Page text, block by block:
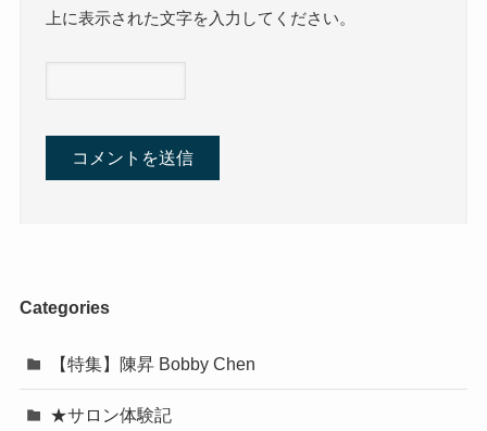
上に表示された文字を入力してください。
Categories
【特集】陳昇 Bobby Chen
★サロン体験記